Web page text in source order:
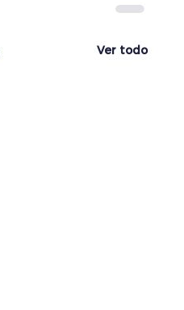
Ver todo